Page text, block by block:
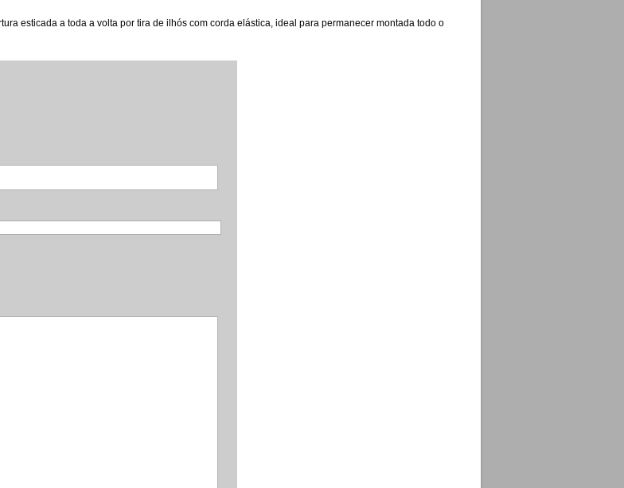
esticada a toda a volta por tira de ilhós com corda elástica, ideal para permanecer montada todo o